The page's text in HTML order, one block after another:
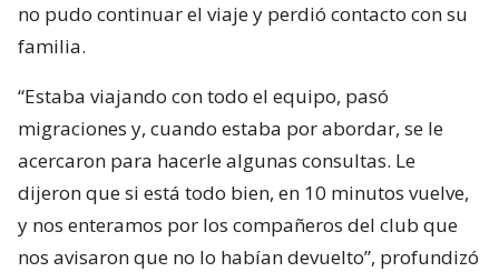
no pudo continuar el viaje y perdió contacto con su
familia.
“Estaba viajando con todo el equipo, pasó
migraciones y, cuando estaba por abordar, se le
acercaron para hacerle algunas consultas. Le
dijeron que si está todo bien, en 10 minutos vuelve,
y nos enteramos por los compañeros del club que
nos avisaron que no lo habían devuelto”, profundizó